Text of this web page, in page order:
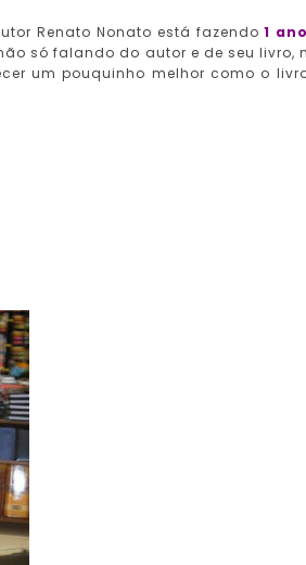
Renato Nonato está fazendo1
só falando do autor e de seu livro,
um pouquinho melhor como o